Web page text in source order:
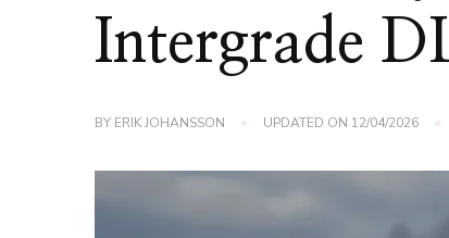
Intergrade
BY ERIK JOHANSSON UPDATED ON 12/04/2026